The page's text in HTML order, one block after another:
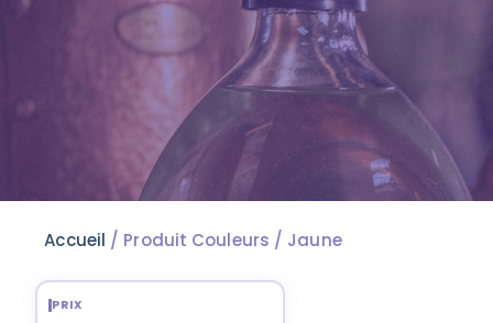
Accueil / Produit Couleurs / Jaune
PRIX